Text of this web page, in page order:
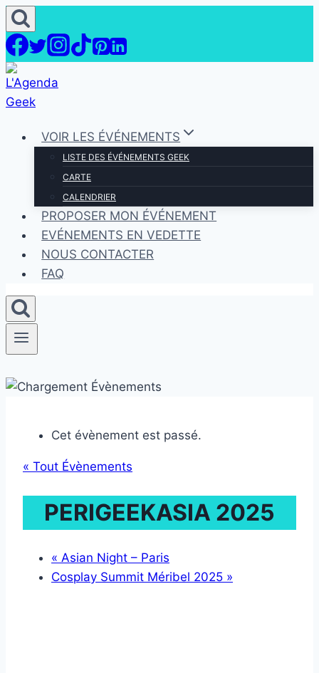
Aller
au
contenu
VOIR LES ÉVÉNEMENTS
LISTE DES ÉVÉNEMENTS GEEK
CARTE
CALENDRIER
PROPOSER MON ÉVÉNEMENT
EVÉNEMENTS EN VEDETTE
NOUS CONTACTER
FAQ
Cet évènement est passé.
« Tout Évènements
PERIGEEKASIA 2025
« Asian Night – Paris
Cosplay Summit Méribel 2025 »